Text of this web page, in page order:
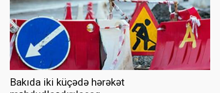
Bakıda iki küçədə hərəkət